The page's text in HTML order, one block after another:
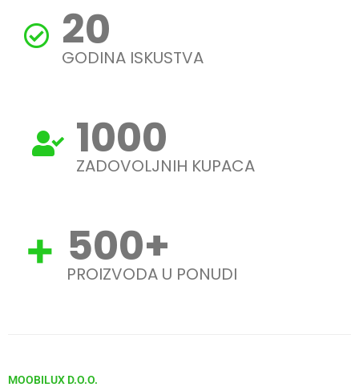
20
GODINA ISKUSTVA
1000
ZADOVOLJNIH KUPACA
500+
PROIZVODA U PONUDI
MOOBILUX D.O.O.